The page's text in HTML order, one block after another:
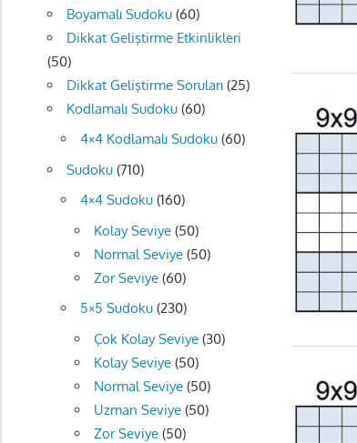
Boyamalı Sudoku(60)
Dikkat Geliştirme Etkinlikleri
(50)
Dikkat Geliştirme Soruları(25)
Kodlamalı Sudoku(60)
4×4 Kodlamalı Sudoku(60)
Sudoku(710)
4×4 Sudoku(160)
Kolay Seviye(50)
Normal Seviye(50)
Zor Seviye(60)
5×5 Sudoku(230)
Çok Kolay Seviye(30)
Kolay Seviye(50)
Normal Seviye(50)
Uzman Seviye(50)
Zor Seviye(50)